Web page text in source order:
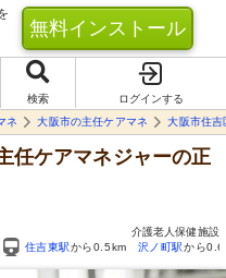
無料インストール
検索
ログインする
ネ 大阪市の主任ケアマネ 大阪市住吉
任ケアマネジャーの正
介護老人保健施設
住吉東駅から0.5km 沢ノ町駅から